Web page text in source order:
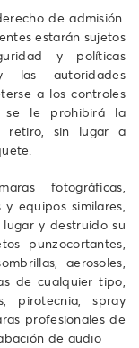
de admisión.
estarán sujetos
y políticas
las autoridades
a los controles
se le prohibirá la
retiro, sin lugar a
fotográficas,
equipos similares,
y destruido su
punzocortantes,
aerosoles,
de cualquier tipo,
pirotecnia, spray
profesionales de
de audio